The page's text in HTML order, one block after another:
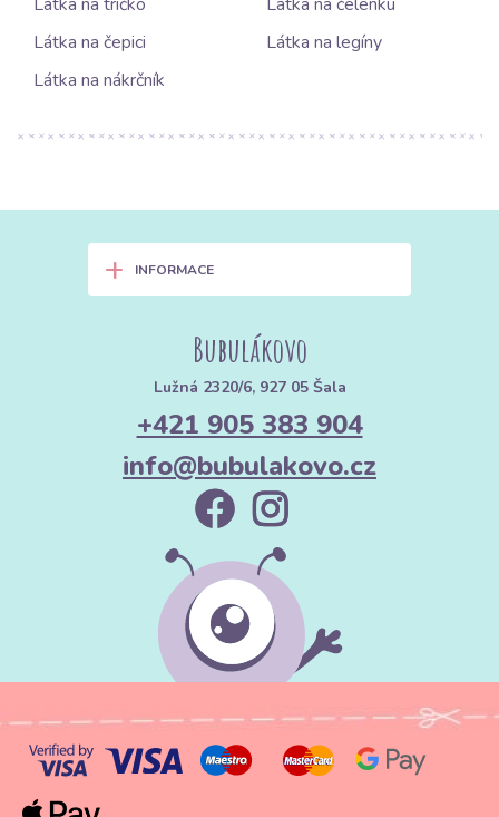
Látka na čepici
Látka na legíny
Látka na nákrčník
+ INFORMACE
Bubulákovo
Lužná 2320/6, 927 05 Šala
+421 905 383 904
info@bubulakovo.cz